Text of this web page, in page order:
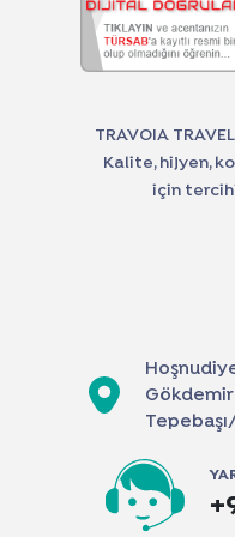
TRAVOIA
Kalite, hijyen,
için
Gökdemir